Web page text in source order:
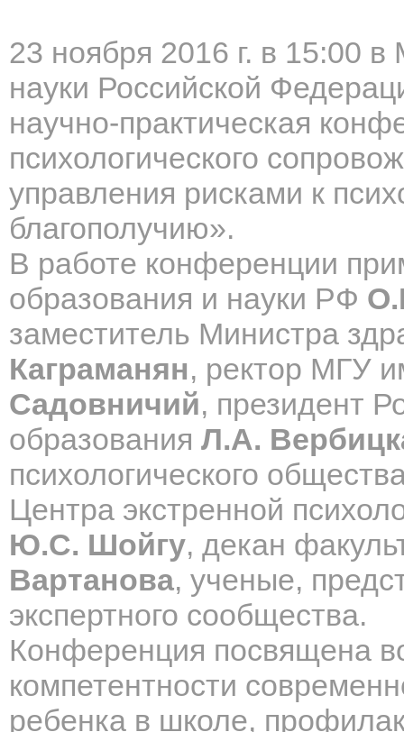
23 ноября 2016 г. в 15:00 в
науки Российской
научно-практическая
психологического
управления рисками к
благополучию».
В работе конференции
образования и науки РФ
заместитель Министра
Каграманян, ректор МГУ
Садовничий, президент
образования Л.А.
психологического
Центра экстренной
Ю.С. Шойгу, декан
Вартанова, ученые,
экспертного сообщества.
Конференция посвящена
компетентности
ребенка в школе,